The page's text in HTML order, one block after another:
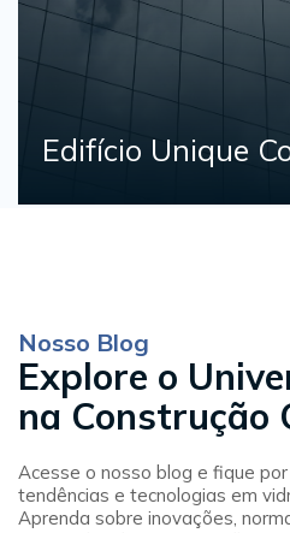
Shopping
Nosso Blog
Explore o
na Construção
Acesse o nosso blog e fique
tendências e tecnologias em
Aprenda sobre inovações,